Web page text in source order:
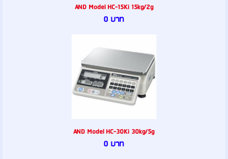
AND Model HC-15Ki 15kg/2g
0 บาท
AND Model HC-30Ki 30kg/5g
0 บาท